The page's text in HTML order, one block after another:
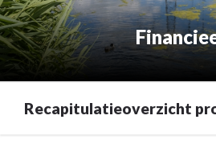
Recapitulatieoverzicht